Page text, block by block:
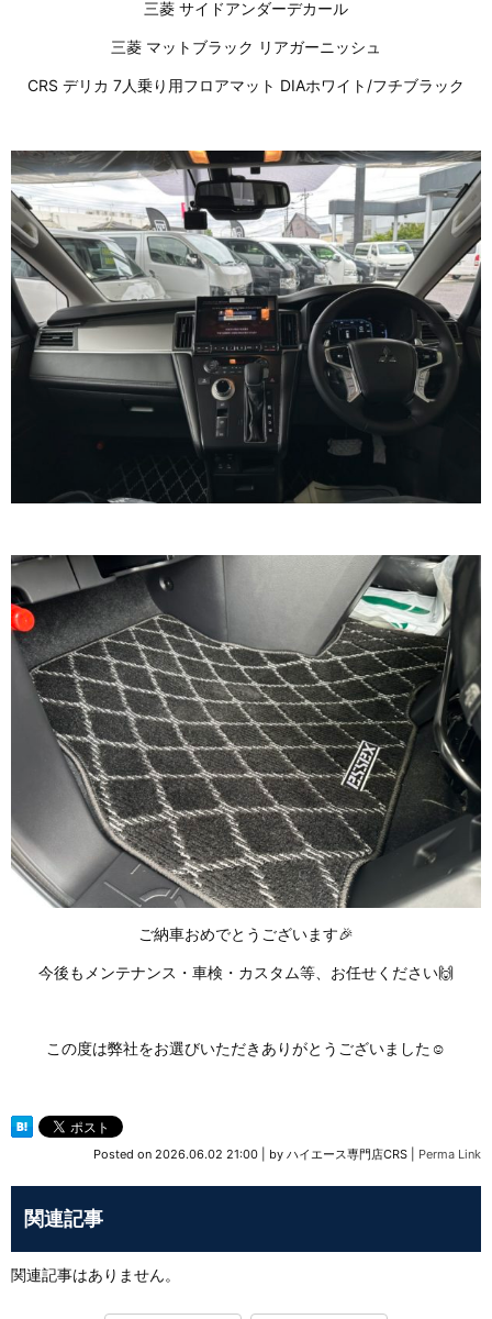
三菱 サイドアンダーデカール
三菱 マットブラック リアガーニッシュ
CRS デリカ 7人乗り用フロアマット DIAホワイト/フチブラック
ご納車おめでとうございます🎉
今後もメンテナンス・車検・カスタム等、お任せください🙌
この度は弊社をお選びいただきありがとうございました☺
Posted on 2026.06.02 21:00 by ハイエース専門店CRS Perma Link
関連記事
関連記事はありません。